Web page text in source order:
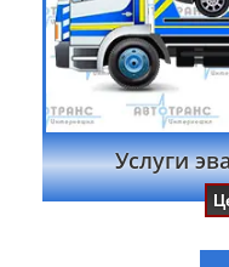
Услуги